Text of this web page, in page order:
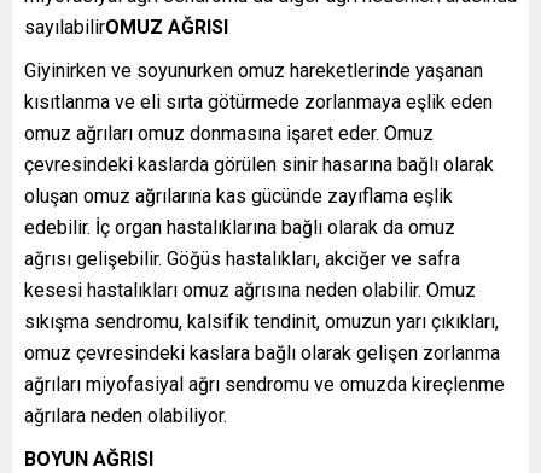
sayılabilirOMUZ AĞRISI
Giyinirken ve soyunurken omuz hareketlerinde yaşanan
kısıtlanma ve eli sırta götürmede zorlanmaya eşlik eden
omuz ağrıları omuz donmasına işaret eder. Omuz
çevresindeki kaslarda görülen sinir hasarına bağlı olarak
oluşan omuz ağrılarına kas gücünde zayıflama eşlik
edebilir. İç organ hastalıklarına bağlı olarak da omuz
ağrısı gelişebilir. Göğüs hastalıkları, akciğer ve safra
kesesi hastalıkları omuz ağrısına neden olabilir. Omuz
sıkışma sendromu, kalsifik tendinit, omuzun yarı çıkıkları,
omuz çevresindeki kaslara bağlı olarak gelişen zorlanma
ağrıları miyofasiyal ağrı sendromu ve omuzda kireçlenme
ağrılara neden olabiliyor.
BOYUN AĞRISI